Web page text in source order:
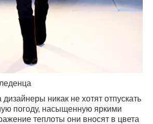
никак не хотят отпускать
погоду, насыщенную яркими
теплоты они вносят в цвета